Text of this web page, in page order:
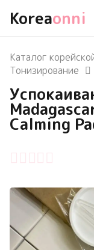
Koreaonni
Каталог
Тонизирование
Calming